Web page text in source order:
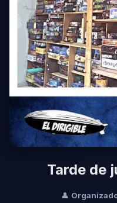
Tarde de
👤